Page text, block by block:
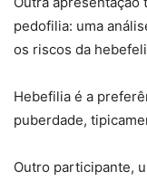
pedofilia: uma
os riscos da
Hebefilia é a
puberdade,
Outro participante,